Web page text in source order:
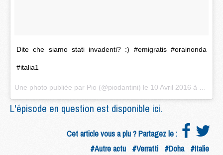
Dite che siamo stati invadenti? :) #emigratis #orainonda
#italia1
Une photo publiée par Pio (@piodantini) le 10 Avril 2016 à 15h19 PDT
L'épisode en question est disponible ici.
Cet article vous a plu ? Partagez le :
#Autre actu #Verratti #Doha #Italie